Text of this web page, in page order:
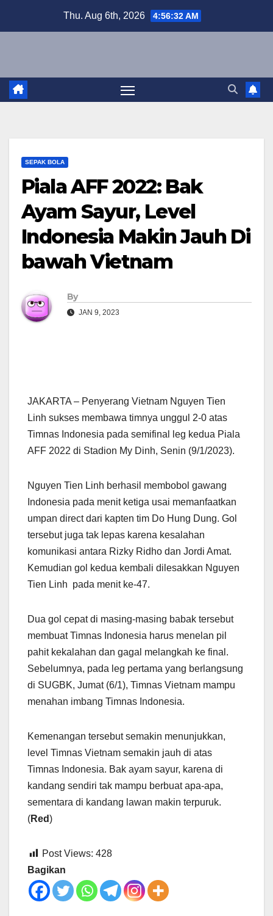
Thu. Aug 6th, 2026 4:56:33 AM
SEPAK BOLA
Piala AFF 2022: Bak
Ayam Sayur, Level
Indonesia Makin Jauh Di
bawah Vietnam
By
JAN 9, 2023
JAKARTA – Penyerang Vietnam Nguyen Tien
Linh sukses membawa timnya unggul 2-0 atas
Timnas Indonesia pada semifinal leg kedua Piala
AFF 2022 di Stadion My Dinh, Senin (9/1/2023).
Nguyen Tien Linh berhasil membobol gawang
Indonesia pada menit ketiga usai memanfaatkan
umpan direct dari kapten tim Do Hung Dung. Gol
tersebut juga tak lepas karena kesalahan
komunikasi antara Rizky Ridho dan Jordi Amat.
Kemudian gol kedua kembali dilesakkan Nguyen
Tien Linh pada menit ke-47.
Dua gol cepat di masing-masing babak tersebut
membuat Timnas Indonesia harus menelan pil
pahit kekalahan dan gagal melangkah ke final.
Sebelumnya, pada leg pertama yang berlangsung
di SUGBK, Jumat (6/1), Timnas Vietnam mampu
menahan imbang Timnas Indonesia.
Kemenangan tersebut semakin menunjukkan,
level Timnas Vietnam semakin jauh di atas
Timnas Indonesia. Bak ayam sayur, karena di
kandang sendiri tak mampu berbuat apa-apa,
sementara di kandang lawan makin terpuruk.
(Red)
Post Views: 428
Bagikan